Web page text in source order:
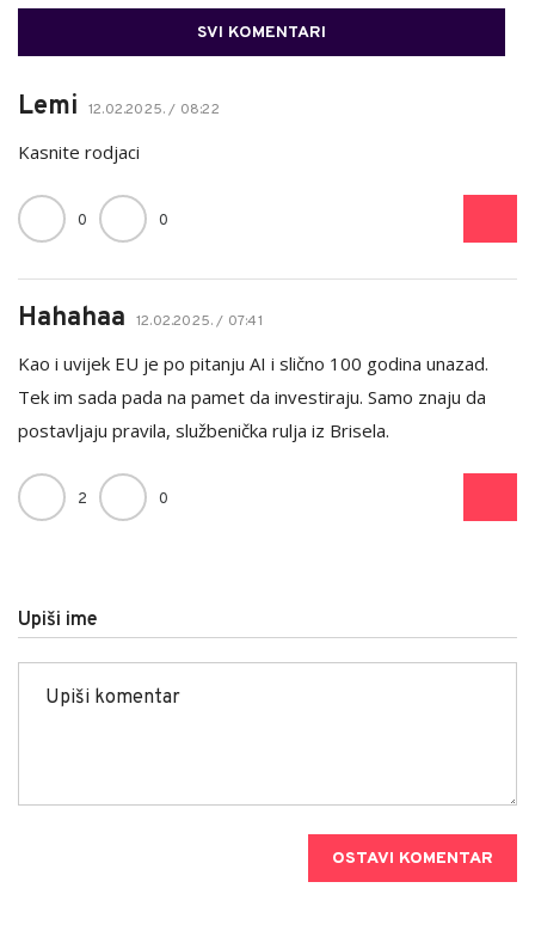
SVI KOMENTARI
Lemi 12.02.2025. / 08:22
Kasnite rodjaci
0 0
Hahahaa 12.02.2025. / 07:41
Kao i uvijek EU je po pitanju AI i slično 100 godina unazad.
Tek im sada pada na pamet da investiraju. Samo znaju da
postavljaju pravila, službenička rulja iz Brisela.
2 0
Upiši ime
OSTAVI KOMENTAR